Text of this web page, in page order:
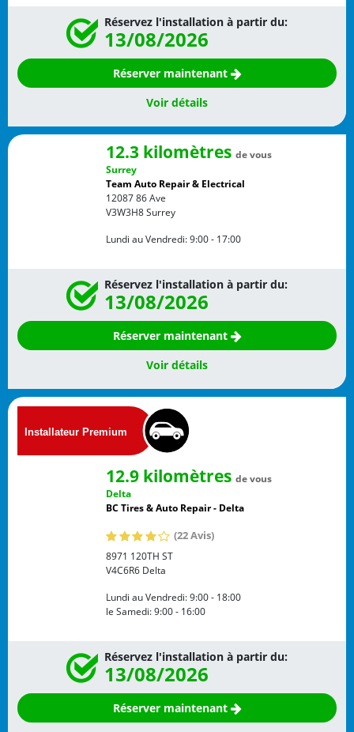
Réservez l'installation à partir du:
13/08/2026
Réserver maintenant
Voir détails
12.3 kilomètres de vous
Surrey
Team Auto Repair & Electrical
12087 86 Ave
V3W3H8Surrey
Lundi au Vendredi:9:00 - 17:00
Réservez l'installation à partir du:
13/08/2026
Réserver maintenant
Voir détails
12.9 kilomètres de vous
Delta
BC Tires & Auto Repair - Delta
(22 Avis)
8971 120TH ST
V4C6R6 Delta
Lundi au Vendredi:9:00 - 18:00
le Samedi:9:00 - 16:00
Réservez l'installation à partir du:
13/08/2026
Réserver maintenant